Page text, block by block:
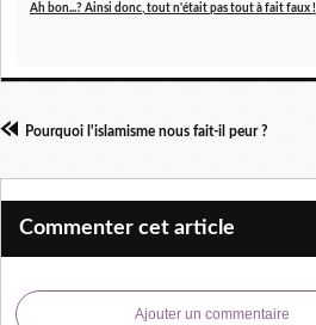
Ah bon...? Ainsi donc, tout n'était pas tout à fait faux !
Pourquoi l'islamisme nous fait-il peur ?
Commenter cet article
Ajouter un commentaire